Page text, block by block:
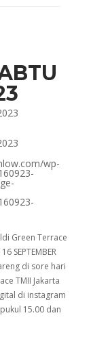
wp-
Green Terrace
SEPTEMBER
di sore hari
TMII Jakarta
di instagram
15.00 dan